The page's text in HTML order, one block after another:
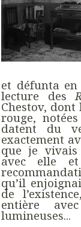
et défunta en
lecture des
Chestov,
rouge,
datent du
exactement
que je vivais
avec elle
qu’il
de
entière
lumineuses...